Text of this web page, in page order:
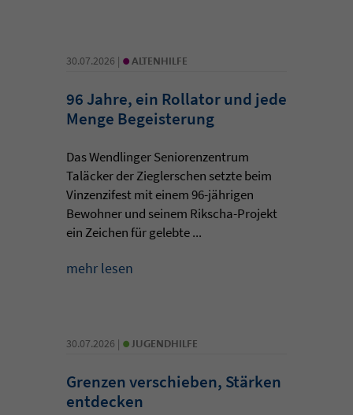
30.07.2026 | • ALTENHILFE
96 Jahre, ein Rollator und jede
Menge Begeisterung
Das Wendlinger Seniorenzentrum
Taläcker der Zieglerschen setzte beim
Vinzenzifest mit einem 96-jährigen
Bewohner und seinem Rikscha-Projekt
ein Zeichen für gelebte ...
mehr lesen
30.07.2026 | • JUGENDHILFE
Grenzen verschieben, Stärken
entdecken